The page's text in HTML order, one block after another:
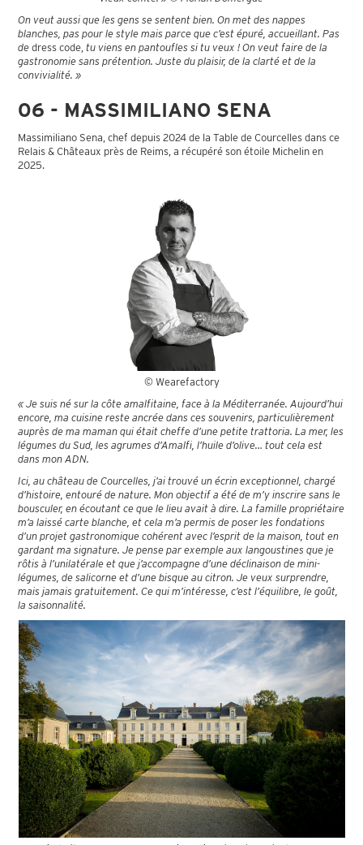
On veut aussi que les gens se sentent bien. On met des nappes
blanches, pas pour le style mais parce que c’est épuré, accueillant. Pas
dedress code, tu viens en pantoufles si tu veux ! On veut faire de la
gastronomie sans prétention. Juste du plaisir, de la clarté et de la
convivialité. »
06 - MASSIMILIANO SENA
Massimiliano Sena, chef depuis 2024 de la Table de Courcelles dans ce
Relais & Châteaux près de Reims, a récupéré son étoile Michelin en
2025.
© Wearefactory
« Je suis né sur la côte amalfitaine, face à la Méditerranée. Aujourd’hui
encore, ma cuisine reste ancrée dans ces souvenirs, particulièrement
auprès de ma maman qui était cheffe d’une petite trattoria. La mer, les
légumes du Sud, les agrumes d’Amalfi, l’huile d’olive… tout cela est
dans mon ADN.
Ici, au château de Courcelles, j’ai trouvé un écrin exceptionnel, chargé
d’histoire, entouré de nature. Mon objectif a été de m’y inscrire sans le
bousculer, en écoutant ce que le lieu avait à dire. La famille propriétaire
m’a laissé carte blanche, et cela m’a permis de poser les fondations
d’un projet gastronomique cohérent avec l’esprit de la maison, tout en
gardant ma signature. Je pense par exemple aux langoustines que je
rôtis à l’unilatérale et que j’accompagne d’une déclinaison de mini-
légumes, de salicorne et d’une bisque au citron. Je veux surprendre,
mais jamais gratuitement. Ce qui m’intéresse, c’est l’équilibre, le goût,
la saisonnalité.